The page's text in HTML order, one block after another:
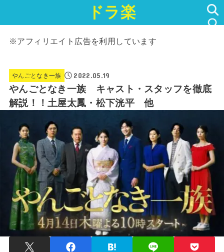
ドラ楽
※アフィリエイト広告を利用しています
やんごとなき一族 2022.05.19
やんごとなき一族 キャスト・スタッフを徹底
解説！！土屋太鳳・松下洸平 他